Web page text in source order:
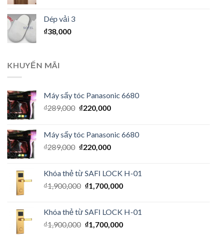
Dép vải 3
₫38,000
KHUYẾN MÃI
Máy sấy tóc Panasonic 6680
₫289,000 ₫220,000
Máy sấy tóc Panasonic 6680
₫289,000 ₫220,000
Khóa thẻ từ SAFI LOCK H-01
₫1,900,000 ₫1,700,000
Khóa thẻ từ SAFI LOCK H-01
₫1,900,000 ₫1,700,000